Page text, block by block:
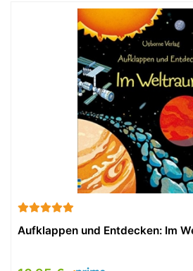
Aufklappen und Entdecken: Im